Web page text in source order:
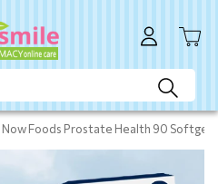
Now Foods Prostate Health 90 Softgels
ΑΓΟΡΑ